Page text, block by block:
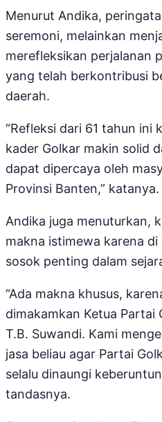
Menurut Andika,
seremoni, melainkan
merefleksikan perjalanan
yang telah berkontribusi
daerah.
“Refleksi dari 61 tahun ini
kader Golkar makin solid
dapat dipercaya oleh
Provinsi Banten,” katanya.
Andika juga menuturkan,
makna istimewa karena
sosok penting dalam
“Ada makna khusus,
dimakamkan Ketua Partai
T.B. Suwandi. Kami
jasa beliau agar Partai
selalu dinaungi
tandasnya.